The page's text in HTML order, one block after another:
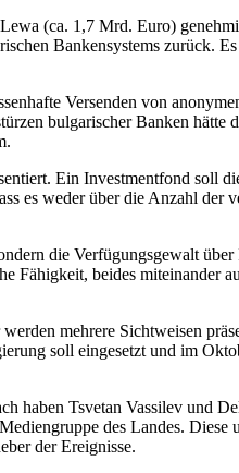
(ca. 1,7 Mrd. Euro)
Bankensystems zurück.
Versenden von
bulgarischer Banken
Ein Investmentfond soll
es weder über die Anzahl der
die Verfügungsgewalt
Fähigkeit, beides miteinander
mehrere Sichtweisen
soll eingesetzt und im
haben Tsvetan Vassilev und
des Landes. Diese
der Ereignisse.